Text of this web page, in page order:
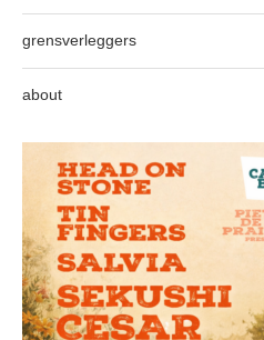
grensverleggers
about